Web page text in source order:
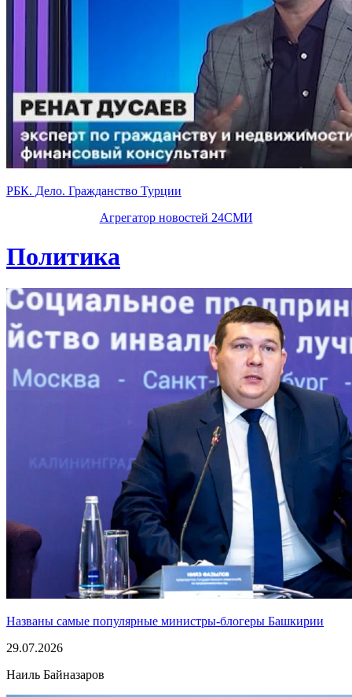
РБК. Дело. Гражданство Турции
Агрегатор новостей 24СМИ
Политика
Названы самые популярные министры-блогеры Башкирии
29.07.2026
Наиль Байназаров